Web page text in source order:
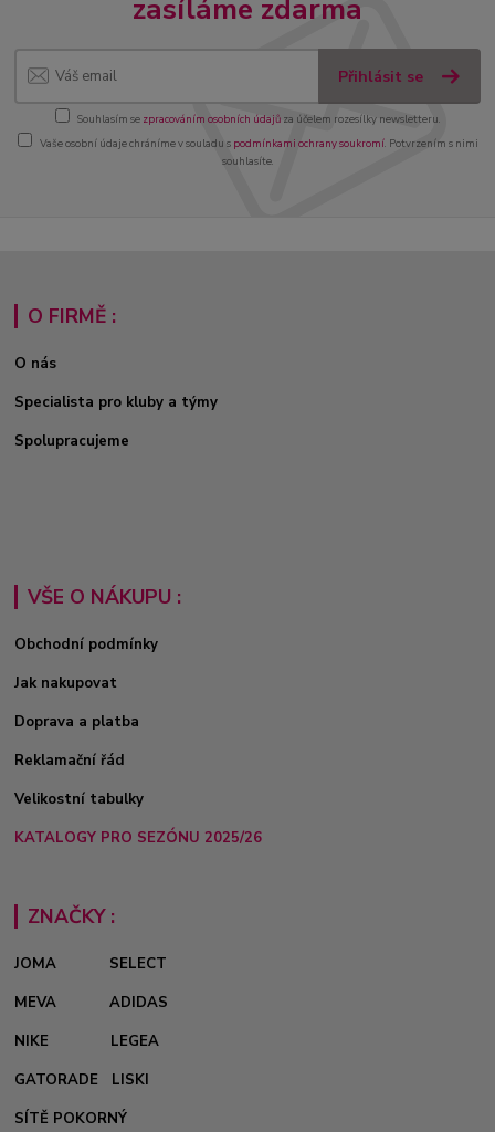
zasíláme zdarma
Přihlásit se
Souhlasím se zpracováním osobních údajůza účelem rozesílky newsletteru.
Vaše osobní údaje chráníme v souladu s podmínkami ochrany soukromí. Potvrzením s nimi
souhlasíte.
O FIRMĚ :
O nás
Specialista pro kluby a týmy
Spolupracujeme
VŠE O NÁKUPU :
Obchodní podmínky
Jak nakupovat
Doprava a platba
Reklamační řád
Velikostní tabulky
KATALOGY PRO SEZÓNU 2025/26
ZNAČKY :
JOMA
SELECT
MEVA
ADIDAS
NIKE
LEGEA
GATORADE
LISKI
SÍTĚ POKORNÝ